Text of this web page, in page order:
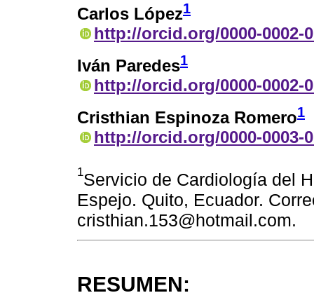
Carlos López1
http://orcid.org/0000-0002-
Iván Paredes1
http://orcid.org/0000-0002-
Cristhian Espinoza Romero1
http://orcid.org/0000-0003-
1Servicio de Cardiología del
Espejo. Quito, Ecuador.
cristhian.153@hotmail.com.
RESUMEN: